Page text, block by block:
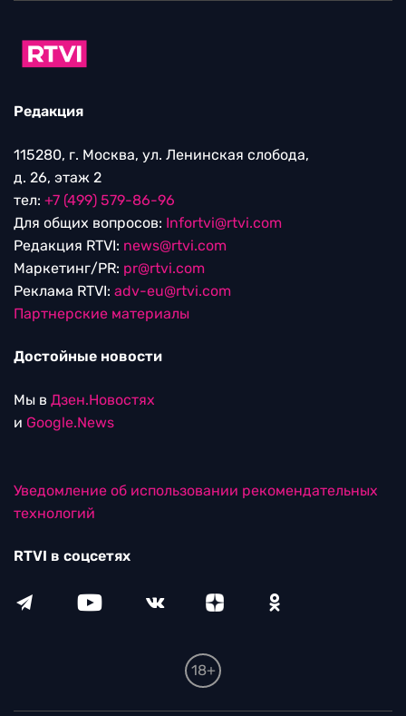
Редакция
115280, г. Москва, ул. Ленинская слобода,
д. 26, этаж 2
тел: +7 (499) 579-86-96
Для общих вопросов: Infortvi@rtvi.com
Редакция RTVI: news@rtvi.com
Маркетинг/PR: pr@rtvi.com
Реклама RTVI: adv-eu@rtvi.com
Партнерские материалы
Достойные новости
Мы в Дзен.Новостях
и Google.News
Уведомление об использовании рекомендательных
технологий
RTVI в соцсетях
18+